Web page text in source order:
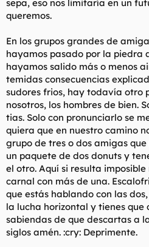
sepa, eso nos limitaría en un
queremos.
En los grupos grandes de
hayamos pasado por la piedra
hayamos salido más o menos
temidas consecuencias
sudores frios, hay todavía otro
nosotros, los hombres de bien.
tias. Solo con pronunciarlo se
quiera que en nuestro camino
grupo de tres o dos amigas
un paquete de dos donuts y
el otro. Aquí si resulta
carnal con más de una.
que estás hablando con las
la lucha horizontal y tienes
sabiendas de que descartas a
siglos amén. :cry: Deprimente.